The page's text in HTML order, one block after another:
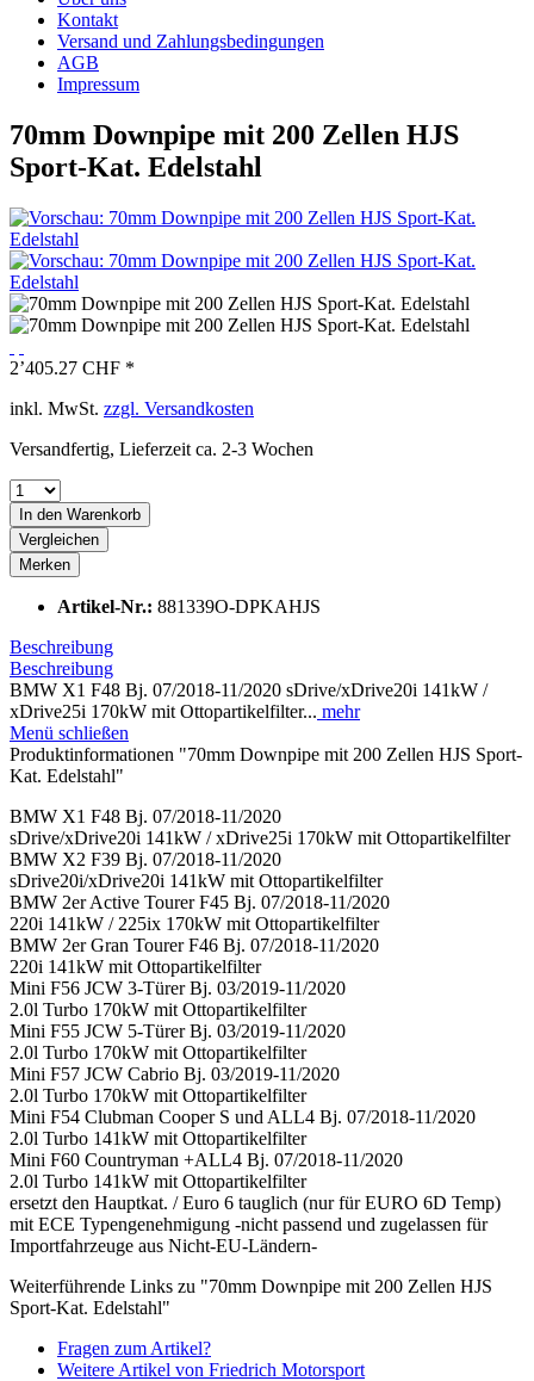
Kontakt
Versand und Zahlungsbedingungen
AGB
Impressum
70mm Downpipe mit 200 Zellen HJS
Sport-Kat. Edelstahl
2’405.27 CHF *
inkl. MwSt. zzgl. Versandkosten
Versandfertig, Lieferzeit ca. 2-3 Wochen
In den Warenkorb
Vergleichen
Merken
Artikel-Nr.: 881339O-DPKAHJS
Beschreibung
Beschreibung
BMW X1 F48 Bj. 07/2018-11/2020 sDrive/xDrive20i 141kW /
xDrive25i 170kW mit Ottopartikelfilter... mehr
Menü schließen
Produktinformationen "70mm Downpipe mit 200 Zellen HJS Sport-
Kat. Edelstahl"
BMW X1 F48 Bj. 07/2018-11/2020
sDrive/xDrive20i 141kW / xDrive25i 170kW mit Ottopartikelfilter
BMW X2 F39 Bj. 07/2018-11/2020
sDrive20i/xDrive20i 141kW mit Ottopartikelfilter
BMW 2er Active Tourer F45 Bj. 07/2018-11/2020
220i 141kW / 225ix 170kW mit Ottopartikelfilter
BMW 2er Gran Tourer F46 Bj. 07/2018-11/2020
220i 141kW mit Ottopartikelfilter
Mini F56 JCW 3-Türer Bj. 03/2019-11/2020
2.0l Turbo 170kW mit Ottopartikelfilter
Mini F55 JCW 5-Türer Bj. 03/2019-11/2020
2.0l Turbo 170kW mit Ottopartikelfilter
Mini F57 JCW Cabrio Bj. 03/2019-11/2020
2.0l Turbo 170kW mit Ottopartikelfilter
Mini F54 Clubman Cooper S und ALL4 Bj. 07/2018-11/2020
2.0l Turbo 141kW mit Ottopartikelfilter
Mini F60 Countryman +ALL4 Bj. 07/2018-11/2020
2.0l Turbo 141kW mit Ottopartikelfilter
ersetzt den Hauptkat. / Euro 6 tauglich (nur für EURO 6D Temp)
mit ECE Typengenehmigung -nicht passend und zugelassen für
Importfahrzeuge aus Nicht-EU-Ländern-
Weiterführende Links zu "70mm Downpipe mit 200 Zellen HJS
Sport-Kat. Edelstahl"
Fragen zum Artikel?
Weitere Artikel von Friedrich Motorsport